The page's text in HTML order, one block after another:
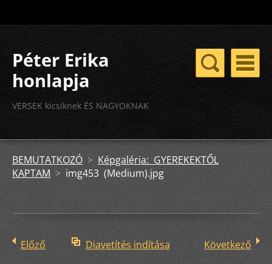
Péter Erika
honlapja
VERSEK kicsiknek ÉS NAGYOKNAK
BEMUTATKOZÓ >Képgaléria: GYEREKEKTŐL
KAPTAM > img453 (Medium).jpg
Előző Diavetítés indítása Következő